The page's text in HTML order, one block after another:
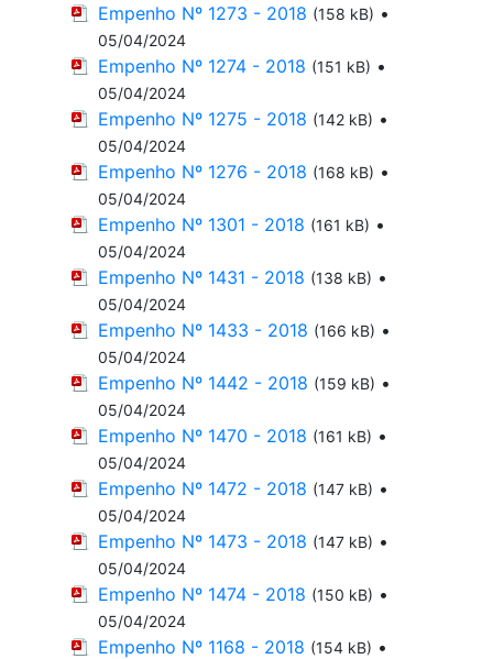
Empenho Nº 1273 - 2018 (158 kB) •
05/04/2024
Empenho Nº 1274 - 2018 (151 kB) •
05/04/2024
Empenho Nº 1275 - 2018 (142 kB) •
05/04/2024
Empenho Nº 1276 - 2018 (168 kB) •
05/04/2024
Empenho Nº 1301 - 2018 (161 kB) •
05/04/2024
Empenho Nº 1431 - 2018 (138 kB) •
05/04/2024
Empenho Nº 1433 - 2018 (166 kB) •
05/04/2024
Empenho Nº 1442 - 2018 (159 kB) •
05/04/2024
Empenho Nº 1470 - 2018 (161 kB) •
05/04/2024
Empenho Nº 1472 - 2018 (147 kB) •
05/04/2024
Empenho Nº 1473 - 2018 (147 kB) •
05/04/2024
Empenho Nº 1474 - 2018 (150 kB) •
05/04/2024
Empenho Nº 1168 - 2018 (154 kB) •